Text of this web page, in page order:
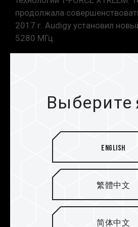
технологии разгона (XMP
случае память может не
частоты разгона.
Модули памяти
материнской платы,
соответствующую службу
или материнской платы.
продолжала
2017 г. Audigy установил
5280 МГц.
Выберите
English
繁體中文
简体中文